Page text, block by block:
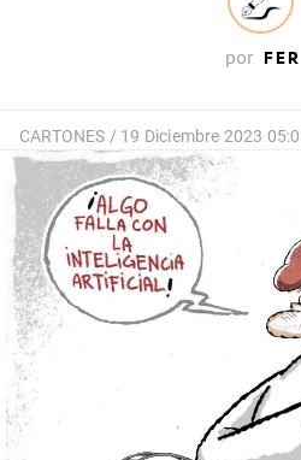
por FER
CARTONES / 19 Diciembre 2023